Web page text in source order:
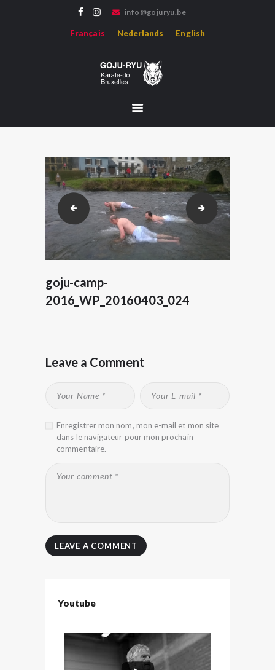
info@gojuryu.be
Français Nederlands English
Bienvenue sur le site de l'association Goju-ryu Karate-do Bruxelles, représentant le
ACCUEIL
PROFESSEURS
HOJO-UNDO
ÉVÈNEMENTS
goju-camp-2016_WP_20160403_019 goju-camp-
goju-camp-
2016_WP_20160403_024
Leave a Comment
Enregistrer mon nom, mon e-mail et mon site
dans le navigateur pour mon prochain
commentaire.
Youtube